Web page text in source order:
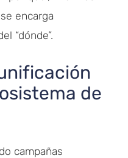
encarga
“dónde”.
de
campañas